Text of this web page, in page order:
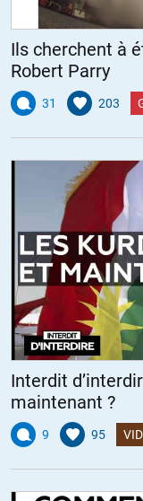
Ils cherchent à
Robert Parry
31 203
Interdit
maintenant ?
9 95